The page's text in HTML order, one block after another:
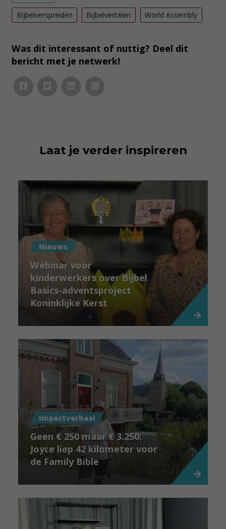
Bijbelverspreiden Bijbelvertalen World Assembly
Was dit interessant of nuttig? Deel dit
bericht met je netwerk!
Laat je verder inspireren
Nieuws
Webinar voor
kinderwerkers over Bijbel
Basics-adventsproject
Koninklijke Kerst
Impactverhaal
Geen € 250 maar € 3.250:
Joyce liep 42 kilometer voor
de Family Bible